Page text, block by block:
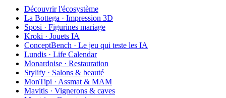
Découvrir l'écosystème
La Bottega · Impression 3D
Sposi · Figurines mariage
Kroki · Jouets IA
ConceptBench · Le jeu qui teste les IA
Lundis · Life Calendar
Monardoise · Restauration
Stylify · Salons & beauté
MonTipi · Assmat & MAM
Mavitis · Vignerons & caves